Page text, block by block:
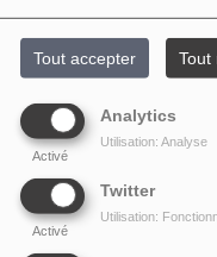
Tout accepter Tout
Analytics
Activé
Utilisation: Analyse
Twitter
Activé
Utilisation: